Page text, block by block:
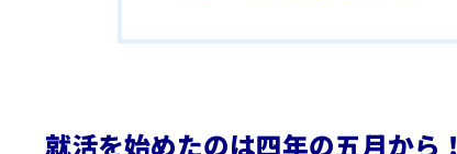
就活を始めたのは四年の五月から！